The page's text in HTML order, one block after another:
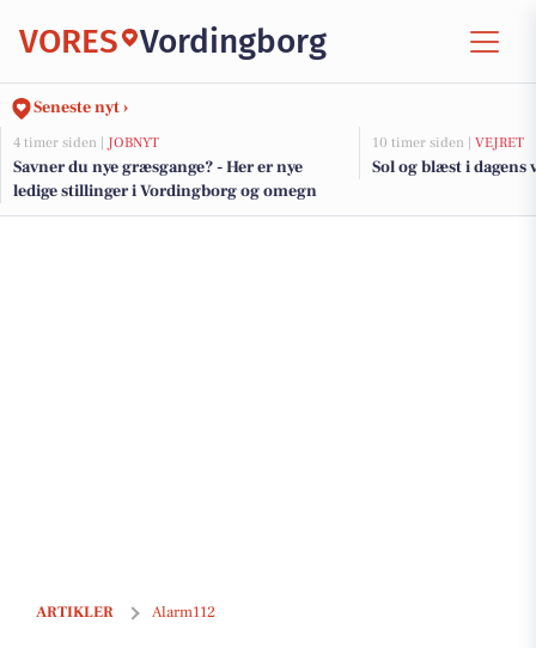
VORES Vordingborg
Seneste nyt ›
4 timer siden | JOBNYT
Savner du nye græsgange? - Her er nye
ledige stillinger i Vordingborg og omegn
10 timer siden | VEJRET
Sol og blæst i dagens
ARTIKLER Alarm112
Vordingborg-baseret politiaktion fører til anholdelse af rumænske